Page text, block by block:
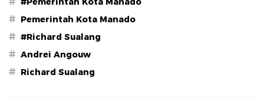
# Pemerintah Kota Manado
# #Richard Sualang
# Andrei Angouw
# Richard Sualang